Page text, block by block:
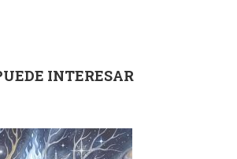
INTERESAR